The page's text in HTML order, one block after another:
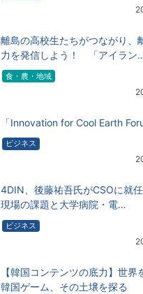
離島の高校生たちがつながり、
力を発信しよう！ 「アイラン
食・農・地域
「Innovation for Cool Earth
ビジネス
4DIN、後藤祐吾氏がCSOに就
現場の課題と大学病院・電…
ビジネス
【韓国コンテンツの底力】世界
韓国ゲーム、その土壌を探る